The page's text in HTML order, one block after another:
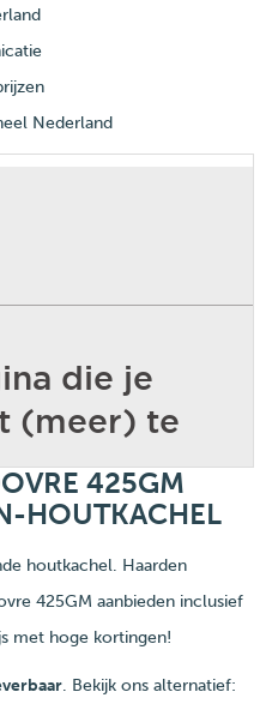
Nederland
425GM
HOUTKACHEL
houtkachel. Haarden
425GM aanbieden inclusief
met hoge kortingen!
. Bekijk ons alternatief: